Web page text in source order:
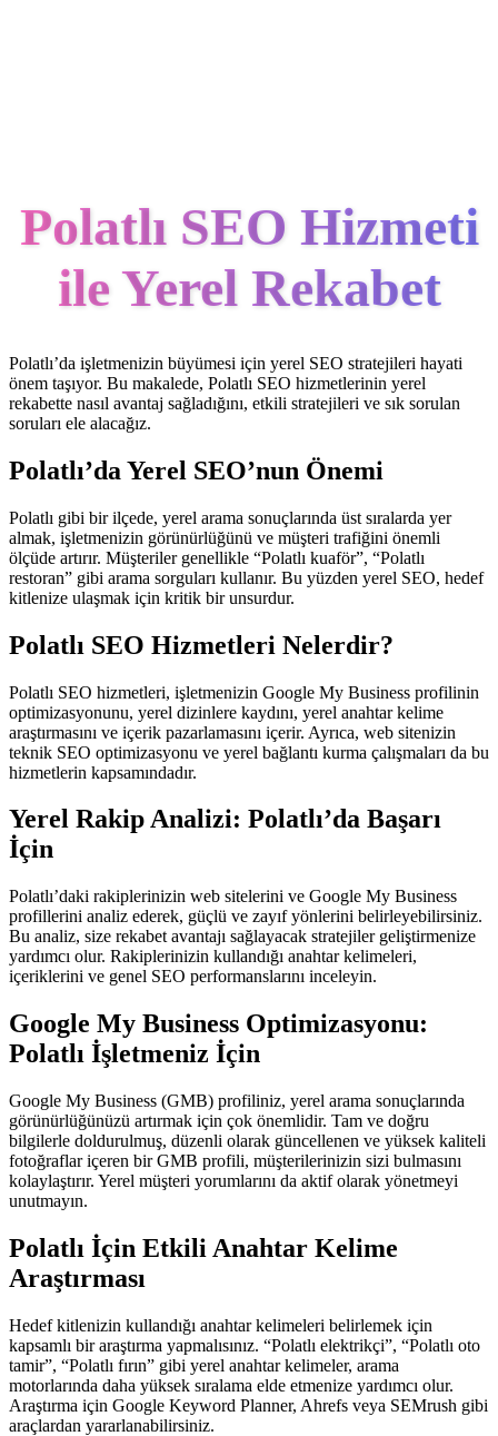
Polatlı SEO Hizmeti
ile Yerel Rekabet
Polatlı’da işletmenizin büyümesi için yerel SEO stratejileri hayati
önem taşıyor. Bu makalede, Polatlı SEO hizmetlerinin yerel
rekabette nasıl avantaj sağladığını, etkili stratejileri ve sık sorulan
soruları ele alacağız.
Polatlı’da Yerel SEO’nun Önemi
Polatlı gibi bir ilçede, yerel arama sonuçlarında üst sıralarda yer
almak, işletmenizin görünürlüğünü ve müşteri trafiğini önemli
ölçüde artırır. Müşteriler genellikle “Polatlı kuaför”, “Polatlı
restoran” gibi arama sorguları kullanır. Bu yüzden yerel SEO, hedef
kitlenize ulaşmak için kritik bir unsurdur.
Polatlı SEO Hizmetleri Nelerdir?
Polatlı SEO hizmetleri, işletmenizin Google My Business profilinin
optimizasyonunu, yerel dizinlere kaydını, yerel anahtar kelime
araştırmasını ve içerik pazarlamasını içerir. Ayrıca, web sitenizin
teknik SEO optimizasyonu ve yerel bağlantı kurma çalışmaları da bu
hizmetlerin kapsamındadır.
Yerel Rakip Analizi: Polatlı’da Başarı
İçin
Polatlı’daki rakiplerinizin web sitelerini ve Google My Business
profillerini analiz ederek, güçlü ve zayıf yönlerini belirleyebilirsiniz.
Bu analiz, size rekabet avantajı sağlayacak stratejiler geliştirmenize
yardımcı olur. Rakiplerinizin kullandığı anahtar kelimeleri,
içeriklerini ve genel SEO performanslarını inceleyin.
Google My Business Optimizasyonu:
Polatlı İşletmeniz İçin
Google My Business (GMB) profiliniz, yerel arama sonuçlarında
görünürlüğünüzü artırmak için çok önemlidir. Tam ve doğru
bilgilerle doldurulmuş, düzenli olarak güncellenen ve yüksek kaliteli
fotoğraflar içeren bir GMB profili, müşterilerinizin sizi bulmasını
kolaylaştırır. Yerel müşteri yorumlarını da aktif olarak yönetmeyi
unutmayın.
Polatlı İçin Etkili Anahtar Kelime
Araştırması
Hedef kitlenizin kullandığı anahtar kelimeleri belirlemek için
kapsamlı bir araştırma yapmalısınız. “Polatlı elektrikçi”, “Polatlı oto
tamir”, “Polatlı fırın” gibi yerel anahtar kelimeler, arama
motorlarında daha yüksek sıralama elde etmenize yardımcı olur.
Araştırma için Google Keyword Planner, Ahrefs veya SEMrush gibi
araçlardan yararlanabilirsiniz.